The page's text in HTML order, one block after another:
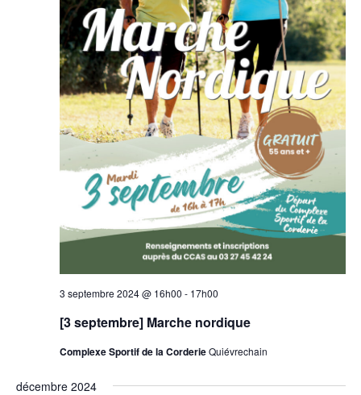
3 septembre 2024 @ 16h00 - 17h00
[3 septembre] Marche nordique
Complexe Sportif de la CorderieQuiévrechain
décembre 2024